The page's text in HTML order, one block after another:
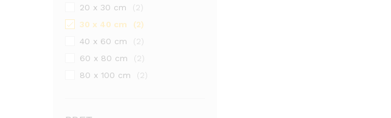
20 x 30 cm (2)
30 x 40 cm (2)
40 x 60 cm (2)
60 x 80 cm (2)
80 x 100 cm (2)